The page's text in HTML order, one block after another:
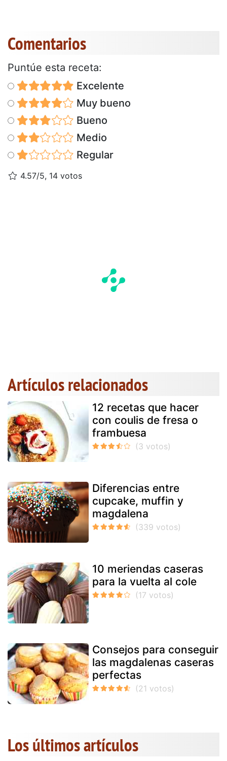
Comentarios
Puntúe esta receta:
Excelente
Muy bueno
Bueno
Medio
Regular
4.57/5, 14 votos
Artículos relacionados
12 recetas que hacer
con coulis de fresa o
frambuesa
Diferencias entre
cupcake, muffin y
magdalena
10 meriendas caseras
para la vuelta al cole
Consejos para conseguir
las magdalenas caseras
perfectas
Los últimos artículos